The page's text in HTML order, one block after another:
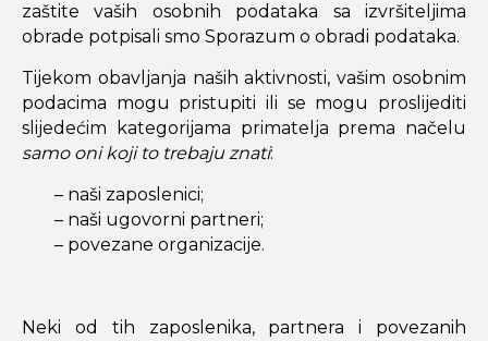
zaštite vaših osobnih podataka sa izvršiteljima
obrade potpisali smo Sporazum o obradi podataka.
Tijekom obavljanja naših aktivnosti, vašim osobnim
podacima mogu pristupiti ili se mogu proslijediti
slijedećim kategorijama primatelja prema načelu
samo oni koji to trebaju znati:
– naši zaposlenici;
– naši ugovorni partneri;
– povezane organizacije.
Neki od tih zaposlenika, partnera i povezanih